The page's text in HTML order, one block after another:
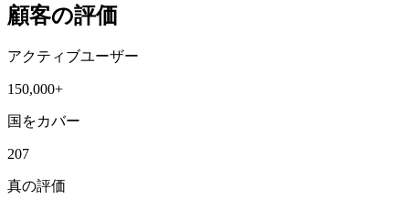
顧客の評価
アクティブユーザー
150,000+
国をカバー
207
真の評価